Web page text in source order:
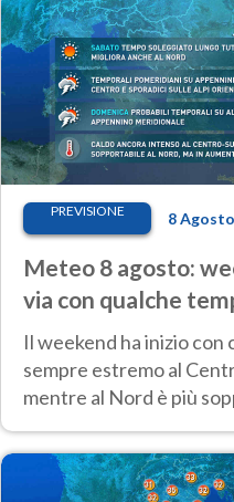
PREVISIONE 8
Meteo 8 agosto:
via con qualche
caldo estremo al
Il weekend ha inizio con
sempre estremo al
mentre al Nord è più
calore sui rilievi.